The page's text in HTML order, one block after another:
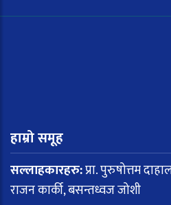
हाम्रो समूह
सल्लाहकारहरु:प्रा. पुरुषोत्तम
राजन कार्की, बसन्तध्वज जोशी